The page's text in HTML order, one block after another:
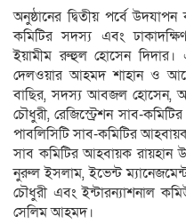
অনুষ্ঠানের দ্বিতীয় পর্বে
কমিটির সদস্য এবং
ইয়ামীম রুহুল হোসেন দিদার।
দেলওয়ার আহমদ শাহান ও
বাছির, সদস্য আবজল হোসেন,
চৌধুরী, রেজিস্ট্রেশন সাব-
পাবলিসিটি সাব-কমিটির
সাব কমিটির আহবায়ক রায়হান
নুরুল ইসলাম, ইভেন্ট
চৌধুরী এবং ইন্টারন্যাশনাল
সেলিম আহমদ।